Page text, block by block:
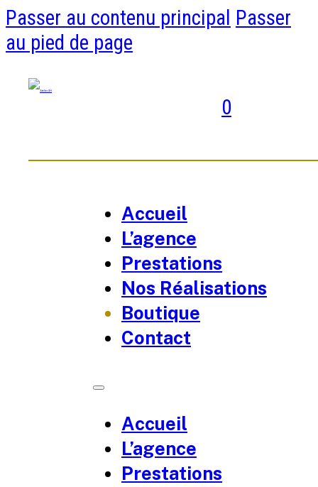
Passer au contenu principal Passer
au pied de page
0
Accueil
L’agence
Prestations
Nos Réalisations
Boutique
Contact
Accueil
L’agence
Prestations